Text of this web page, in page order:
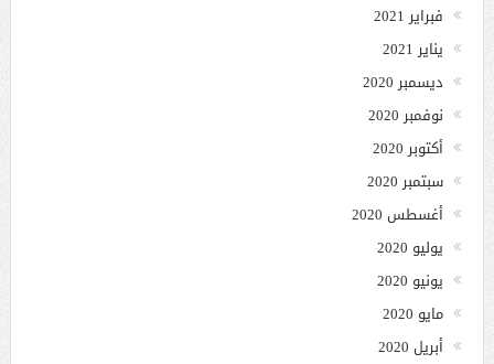
فبراير 2021
يناير 2021
ديسمبر 2020
نوفمبر 2020
أكتوبر 2020
سبتمبر 2020
أغسطس 2020
يوليو 2020
يونيو 2020
مايو 2020
أبريل 2020